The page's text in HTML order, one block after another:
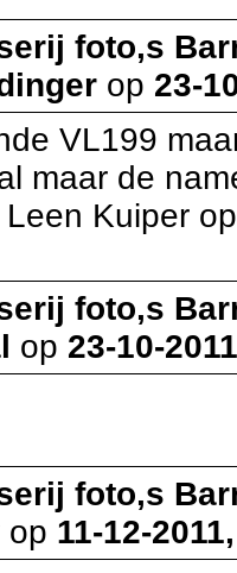
foto,s
op 23-
VL199
maar de
Kuiper
foto,s
op 23-10-
foto,s
op 11-12-